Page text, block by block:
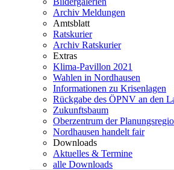
Archiv Meldungen
Amtsblatt
Ratskurier
Archiv Ratskurier
Extras
Klima-Pavillon 2021
Wahlen in Nordhausen
Informationen zu Krisenlagen
Rückgabe des ÖPNV an den
Zukunftsbaum
Oberzentrum der
Nordhausen handelt fair
Downloads
Aktuelles & Termine
alle Downloads